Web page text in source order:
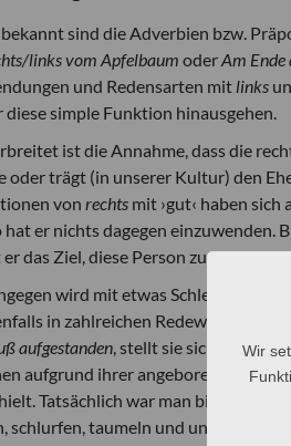
sind die Adverbien bzw.
links vom Apfelbaum oderAm Ende
und Redensarten mit links
diese simple Funktion hinausgehen.
ist die Annahme, dass die
oder trägt (in unserer Kultur) den
von rechts mit ›gut‹ haben
hat er nichts dagegen einzuwenden.
das Ziel, diese Person zu Fehlern
wird mit etwas Schlechtem,
in zahlreichen Redewendungen
aufgestanden, stellt sie sich
aufgrund ihrer angeborenen
Tatsächlich war man bis in die
schlurfen, taumeln und ungeschickt
Wir